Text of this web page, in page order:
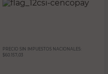
PRECIO SIN IMPUESTOS NACIONALES:
$60.157,03